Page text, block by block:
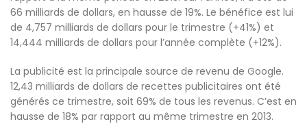
66 milliards de dollars, en hausse de 19%. Le bénéfice est lui
de 4,757 milliards de dollars pour le trimestre (+41%) et
14,444 milliards de dollars pour l’année complète (+12%).
La publicité est la principale source de revenu de Google.
12,43 milliards de dollars de recettes publicitaires ont été
générés ce trimestre, soit 69% de tous les revenus. C’est en
hausse de 18% par rapport au même trimestre en 2013.